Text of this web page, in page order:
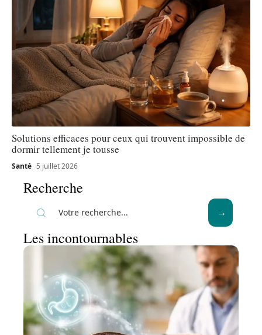
Solutions efficaces pour ceux qui trouvent impossible de
dormir tellement je tousse
Santé 5 juillet 2026
Recherche
Les incontournables